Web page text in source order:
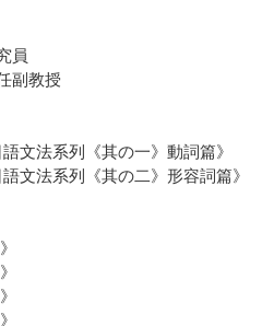
員
副教授
文法系列《其の一》動詞篇》
文法系列《其の二》形容詞篇》